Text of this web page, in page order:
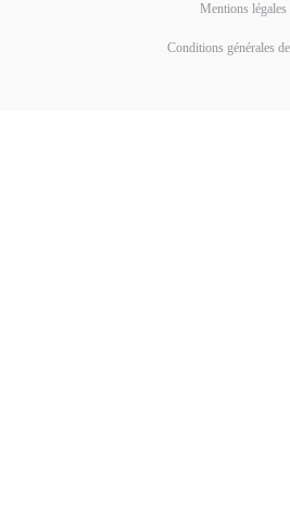
Mentions légales
Conditions générales